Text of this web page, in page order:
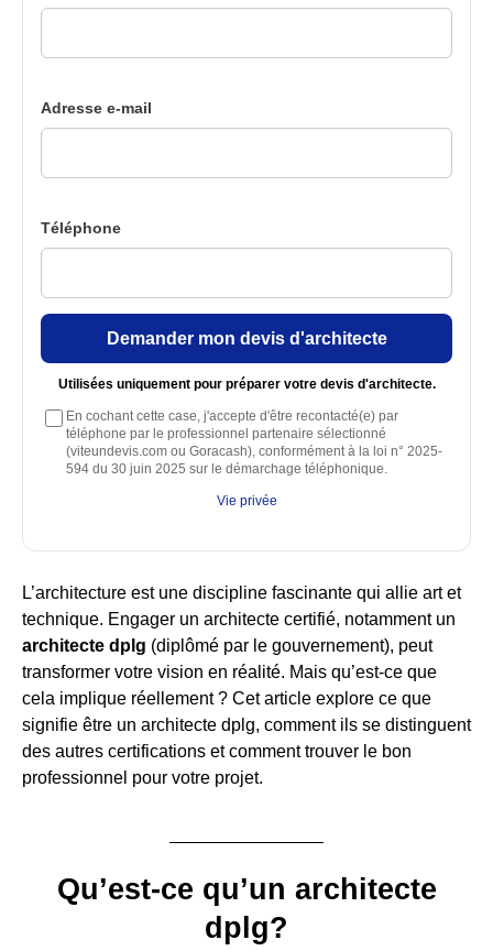
Adresse e-mail
Téléphone
Demander mon devis d'architecte
Utilisées uniquement pour préparer votre devis d'architecte.
En cochant cette case, j'accepte d'être recontacté(e) par
téléphone par le professionnel partenaire sélectionné
(viteundevis.com ou Goracash), conformément à la loi n° 2025-
594 du 30 juin 2025 sur le démarchage téléphonique.
Vie privée
L’architecture est une discipline fascinante qui allie art et
technique. Engager un architecte certifié, notamment un
architecte dplg (diplômé par le gouvernement), peut
transformer votre vision en réalité. Mais qu’est-ce que
cela implique réellement ? Cet article explore ce que
signifie être un architecte dplg, comment ils se distinguent
des autres certifications et comment trouver le bon
professionnel pour votre projet.
Qu’est-ce qu’un architecte
dplg?